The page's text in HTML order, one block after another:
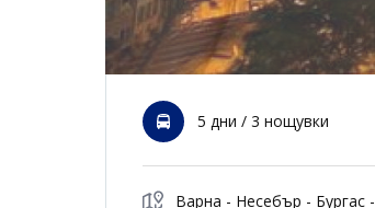
5 дни / 3 нощувки
Варна - Несебър - Бургас